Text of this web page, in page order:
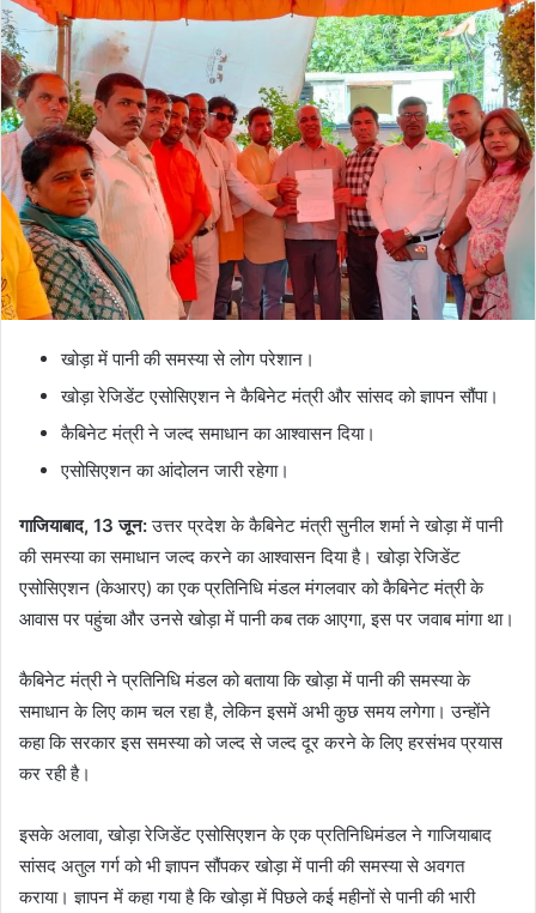
email
खोड़ा में पानी की समस्या से लोग परेशान।
खोड़ा रेजिडेंट एसोसिएशन ने कैबिनेट मंत्री और सांसद को ज्ञापन सौंपा।
कैबिनेट मंत्री ने जल्द समाधान का आश्वासन दिया।
एसोसिएशन का आंदोलन जारी रहेगा।
गाजियाबाद, 13 जून:उत्तर प्रदेश के कैबिनेट मंत्री सुनील शर्मा ने खोड़ा में पानी
की समस्या का समाधान जल्द करने का आश्वासन दिया है। खोड़ा रेजिडेंट
एसोसिएशन (केआरए) का एक प्रतिनिधि मंडल मंगलवार को कैबिनेट मंत्री के
आवास पर पहुंचा और उनसे खोड़ा में पानी कब तक आएगा, इस पर जवाब मांगा था।
कैबिनेट मंत्री ने प्रतिनिधि मंडल को बताया कि खोड़ा में पानी की समस्या के
समाधान के लिए काम चल रहा है, लेकिन इसमें अभी कुछ समय लगेगा। उन्होंने
कहा कि सरकार इस समस्या को जल्द से जल्द दूर करने के लिए हरसंभव प्रयास
कर रही है।
इसके अलावा, खोड़ा रेजिडेंट एसोसिएशन के एक प्रतिनिधिमंडल ने गाजियाबाद
सांसद अतुल गर्ग को भी ज्ञापन सौंपकर खोड़ा में पानी की समस्या से अवगत
कराया। ज्ञापन में कहा गया है कि खोड़ा में पिछले कई महीनों से पानी की भारी